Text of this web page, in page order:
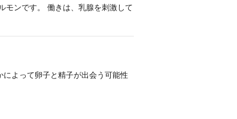
モンです。 働きは、乳腺を刺激して
よって卵子と精子が出会う可能性